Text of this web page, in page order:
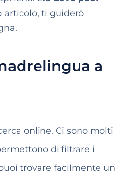
articolo, ti guiderò
a
online. Ci sono molti
di filtrare i
trovare facilmente un